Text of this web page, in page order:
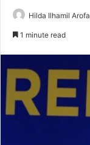
Hilda Ilhamil
1 minute read